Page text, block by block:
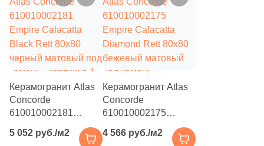
7.6x49.1 (6 )
7.2x60 (368)
7x120 (4)
7.2x75 (8
Керамогранит Atlas
Concorde
610010002181
Black Rett 80x80
5 052 руб./м2
Керамогранит Atlas
Concorde
610010002175
Diamond Rett 80x80
4 566 руб./м2